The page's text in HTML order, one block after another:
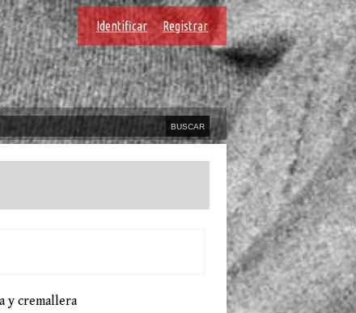
Identificar Registrar
y cremallera